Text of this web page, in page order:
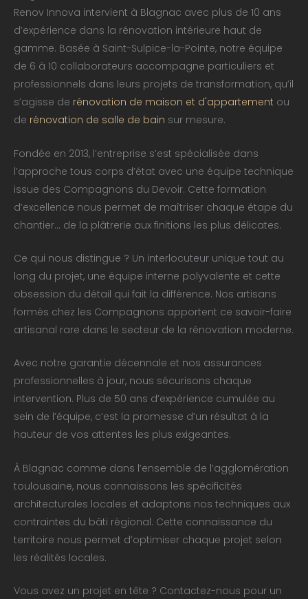
Renov Innova intervient à Blagnac avec plus de 10 ans
d’expérience dans la rénovation intérieure haut de
gamme. Basée à Saint-Sulpice-la-Pointe, notre équipe
de 6 à 10 collaborateurs accompagne particuliers et
professionnels dans leurs projets de transformation, qu’il
s’agisse de rénovation de maison et d'appartement ou
de rénovation de salle de bain sur mesure.
Fondée en 2013, l’entreprise s’est spécialisée dans
l’approche tous corps d’état avec une équipe technique
issue des Compagnons du Devoir. Cette formation
d’excellence nous permet de maîtriser chaque étape du
chantier… de la plâtrerie aux finitions les plus délicates.
Ce qui nous distingue ? Un interlocuteur unique tout au
long du projet, une équipe interne polyvalente et cette
obsession du détail qui fait la différence. Nos artisans
formés chez les Compagnons apportent ce savoir-faire
artisanal rare dans le secteur de la rénovation moderne.
Avec notre garantie décennale et nos assurances
professionnelles à jour, nous sécurisons chaque
intervention. Plus de 50 ans d’expérience cumulée au
sein de l’équipe, c’est la promesse d’un résultat à la
hauteur de vos attentes les plus exigeantes.
À Blagnac comme dans l’ensemble de l’agglomération
toulousaine, nous connaissons les spécificités
architecturales locales et adaptons nos techniques aux
contraintes du bâti régional. Cette connaissance du
territoire nous permet d’optimiser chaque projet selon
les réalités locales.
Vous avez un projet en tête ? Contactez-nous pour un